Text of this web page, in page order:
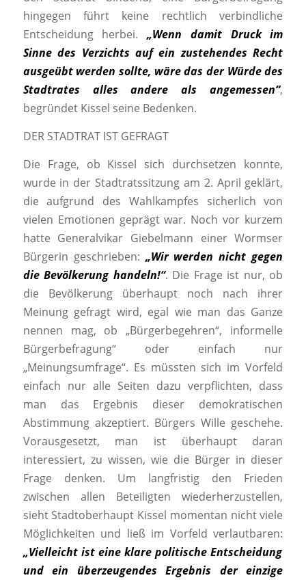
hingegen führt keine rechtlich verbindliche
Entscheidung herbei.„Wenn damit Druck im
Sinne des Verzichts auf ein zustehendes Recht
ausgeübt werden sollte, wäre das der Würde des
Stadtrates alles andere als angemessen“,
begründet Kissel seine Bedenken.
DER STADTRAT IST GEFRAGT
Die Frage, ob Kissel sich durchsetzen konnte,
wurde in der Stadtratssitzung am 2. April geklärt,
die aufgrund des Wahlkampfes sicherlich von
vielen Emotionen geprägt war. Noch vor kurzem
hatte Generalvikar Giebelmann einer Wormser
Bürgerin geschrieben: „Wir werden nicht gegen
die Bevölkerung handeln!“. Die Frage ist nur, ob
die Bevölkerung überhaupt noch nach ihrer
Meinung gefragt wird, egal wie man das Ganze
nennen mag, ob „Bürgerbegehren“, informelle
Bürgerbefragung“ oder einfach nur
„Meinungsumfrage“. Es müssten sich im Vorfeld
einfach nur alle Seiten dazu verpflichten, dass
man das Ergebnis dieser demokratischen
Abstimmung akzeptiert. Bürgers Wille geschehe.
Vorausgesetzt, man ist überhaupt daran
interessiert, zu wissen, wie die Bürger in dieser
Frage denken. Um langfristig den Frieden
zwischen allen Beteiligten wiederherzustellen,
sieht Stadtoberhaupt Kissel momentan nicht viele
Möglichkeiten und ließ im Vorfeld verlautbaren:
„Vielleicht ist eine klare politische Entscheidung
und ein überzeugendes Ergebnis der einzige